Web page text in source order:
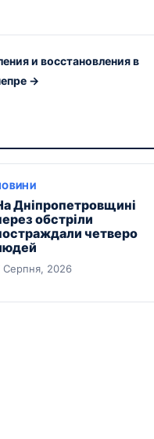
и восстановления в
→
Дніпропетровщині
обстріли
четверо
Серпня, 2026